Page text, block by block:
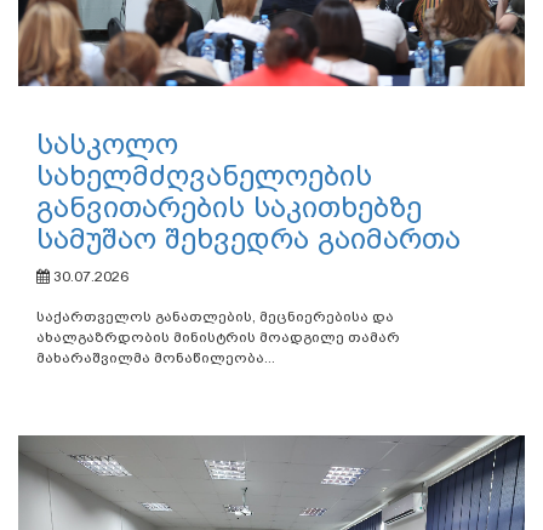
სასკოლო
სახელმძღვანელოების
განვითარების საკითხებზე
სამუშაო შეხვედრა გაიმართა
30.07.2026
საქართველოს განათლების, მეცნიერებისა და
ახალგაზრდობის მინისტრის მოადგილე თამარ
მახარაშვილმა მონაწილეობა...